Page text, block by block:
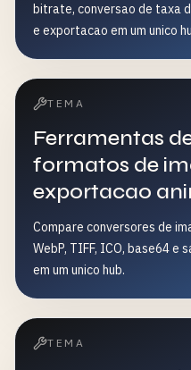
bitrate, conversao de taxa
e exportacao em um unico
TEMA
Ferramentas
formatos de
exportacao
Compare conversores de
WebP, TIFF, ICO, base64 e
em um unico hub.
TEMA